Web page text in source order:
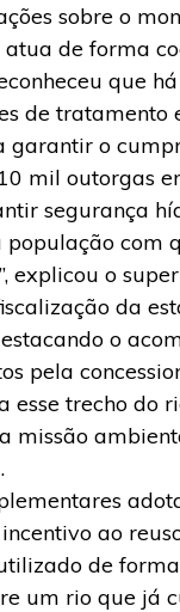
sobre o
de forma
que
de
o
mil outorgas
segurança
com
explicou o
da
o
pela
esse trecho do
missão
ao
de
um rio que já